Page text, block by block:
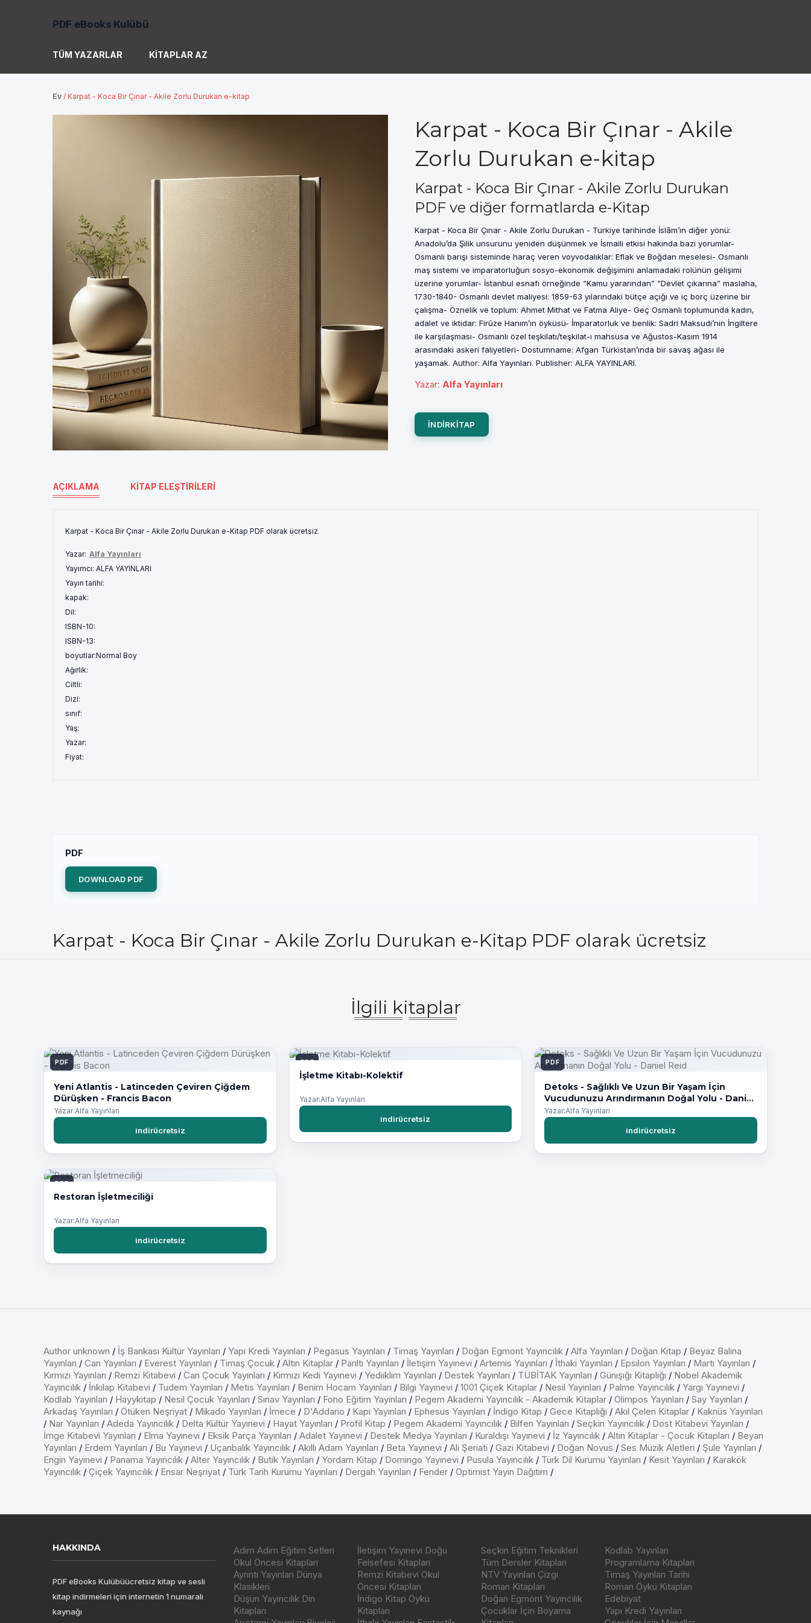
PDF eBooks Kulübü
TÜM YAZARLAR KITAPLAR AZ
Ev / Karpat - Koca Bir Çınar - Akile Zorlu Durukan e-kitap
Karpat - Koca Bir Çınar - Akile
Zorlu Durukan e-kitap
Karpat - Koca Bir Çınar - Akile Zorlu Durukan
PDF ve diğer formatlarda e-Kitap
Karpat - Koca Bir Çınar - Akile Zorlu Durukan - Türkiye tarihinde İslâm’ın diğer yönü:
Anadolu’da Şilik unsurunu yeniden düşünmek ve İsmaili etkisi hakında bazı yorumlar-
Osmanlı barışı sisteminde haraç veren voyvodalıklar: Eflak ve Boğdan meselesi- Osmanlı
maş sistemi ve imparatorluğun sosyo-ekonomik değişimini anlamadaki rolünün gelişimi
üzerine yorumlar- İstanbul esnafı örneğinde “Kamu yararından” “Devlet çıkarına” maslaha,
1730-1840- Osmanlı devlet maliyesi: 1859-63 yılarındaki bütçe açığı ve iç borç üzerine bir
çalışma- Öznelik ve toplum: Ahmet Mithat ve Fatma Aliye- Geç Osmanlı toplumunda kadın,
adalet ve iktidar: Firûze Hanım’ın öyküsü- İmparatorluk ve benlik: Sadri Maksudi’nin İngiltere
ile karşılaşması- Osmanlı özel teşkilatı/teşkilat-ı mahsusa ve Ağustos-Kasım 1914
arasındaki askeri faliyetleri- Dostumname: Afgan Türkistan’ında bir savaş ağası ile
yaşamak. Author: Alfa Yayınları. Publisher: ALFA YAYINLARI.
Yazar: Alfa Yayınları
INDIRKITAP
AÇIKLAMA KITAP ELEŞTIRILERI
Karpat - Koca Bir Çınar - Akile Zorlu Durukan e-Kitap PDF olarak ücretsiz
Yazar: Alfa Yayınları
Yayımcı: ALFA YAYINLARI
Yayın tarihi:
kapak:
Dil:
ISBN-10:
ISBN-13:
boyutlar:Normal Boy
Ağırlık:
Ciltli:
Dizi:
sınıf:
Yaş:
Yazar:
Fiyat:
PDF
DOWNLOAD PDF
Karpat - Koca Bir Çınar - Akile Zorlu Durukan e-Kitap PDF olarak ücretsiz
İlgili kitaplar
PDF
Yeni Atlantis - Latinceden Çeviren Çiğdem
Dürüşken - Francis Bacon
Yazar:Alfa Yayınları
indirücretsiz
PDF
İşletme Kitabı-Kolektif
Yazar:Alfa Yayınları
indirücretsiz
PDF
Detoks - Sağlıklı Ve Uzun Bir Yaşam İçin
Vucudunuzu Arındırmanın Doğal Yolu - Daniel
Reid
Yazar:Alfa Yayınları
indirücretsiz
PDF
Restoran İşletmeciliği
Yazar:Alfa Yayınları
indirücretsiz
Author unknown / İş Bankası Kültür Yayınları / Yapı Kredi Yayınları / Pegasus Yayınları / Timaş Yayınları / Doğan Egmont Yayıncılık / Alfa Yayınları / Doğan Kitap / Beyaz Balina
Yayınları / Can Yayınları / Everest Yayınları / Timaş Çocuk / Altın Kitaplar / Parıltı Yayınları / İletişim Yayınevi / Artemis Yayınları / İthaki Yayınları / Epsilon Yayınları / Martı Yayınları /
Kırmızı Yayınları / Remzi Kitabevi / Can Çocuk Yayınları / Kırmızı Kedi Yayınevi / Yediiklim Yayınları / Destek Yayınları / TÜBİTAK Yayınları / Günışığı Kitaplığı / Nobel Akademik
Yayıncılık / İnkılap Kitabevi / Tudem Yayınları / Metis Yayınları / Benim Hocam Yayınları / Bilgi Yayınevi / 1001 Çiçek Kitaplar / Nesil Yayınları / Palme Yayıncılık / Yargı Yayınevi /
Kodlab Yayınları / Hayykitap / Nesil Çocuk Yayınları / Sınav Yayınları / Fono Eğitim Yayınları / Pegem Akademi Yayıncılık - Akademik Kitaplar / Olimpos Yayınları / Say Yayınları /
Arkadaş Yayınları / Ötüken Neşriyat / Mikado Yayınları / İmece / D'Addario / Kapı Yayınları / Ephesus Yayınları / İndigo Kitap / Gece Kitaplığı / Akıl Çelen Kitaplar / Kaknüs Yayınları
/ Nar Yayınları / Adeda Yayıncılık / Delta Kültür Yayınevi / Hayat Yayınları / Profil Kitap / Pegem Akademi Yayıncılık / Bilfen Yayınları / Seçkin Yayıncılık / Dost Kitabevi Yayınları /
İmge Kitabevi Yayınları / Elma Yayınevi / Eksik Parça Yayınları / Adalet Yayınevi / Destek Medya Yayınları / Kuraldışı Yayınevi / İz Yayıncılık / Altın Kitaplar - Çocuk Kitapları / Beyan
Yayınları / Erdem Yayınları / Bu Yayınevi / Uçanbalık Yayıncılık / Akıllı Adam Yayınları / Beta Yayınevi / Ali Şeriati / Gazi Kitabevi / Doğan Novus / Ses Müzik Aletleri / Şule Yayınları /
Engin Yayınevi / Panama Yayıncılık / Alter Yayıncılık / Butik Yayınları / Yordam Kitap / Domingo Yayınevi / Pusula Yayıncılık / Türk Dil Kurumu Yayınları / Kesit Yayınları / Karakök
Yayıncılık / Çiçek Yayıncılık / Ensar Neşriyat / Türk Tarih Kurumu Yayınları / Dergah Yayınları / Fender / Optimist Yayın Dağıtım /
HAKKINDA
PDF eBooks Kulübüücretsiz kitap ve sesli
kitap indirmeleri için internetin 1 numaralı
kaynağı
Adım Adım Eğitim Setleri
Okul Öncesi Kitapları
Ayrıntı Yayınları Dünya
Klasikleri
Düşün Yayıncılık Din
Kitapları
İletişim Yayınevi Doğu
Felsefesi Kitapları
Remzi Kitabevi Okul
Öncesi Kitapları
İndigo Kitap Öykü
Kitapları
Seçkin Eğitim Teknikleri
Tüm Dersler Kitapları
NTV Yayınları Çizgi
Roman Kitapları
Doğan Egmont Yayıncılık
Çocuklar İçin Boyama
Kodlab Yayınları
Programlama Kitapları
Timaş Yayınları Tarihi
Roman Öykü Kitapları
Edebiyat
Yapı Kredi Yayınları